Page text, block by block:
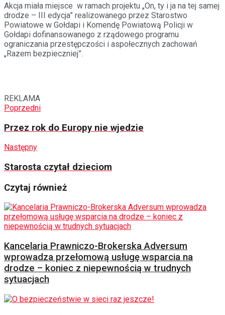
Akcja miała miejsce w ramach projektu „On, ty i ja na tej samej
drodze – III edycja” realizowanego przez Starostwo
Powiatowe w Gołdapi i Komendę Powiatową Policji w
Gołdapi dofinansowanego z rządowego programu
ograniczania przestępczości i aspołecznych zachowań
„Razem bezpieczniej”.
REKLAMA
Poprzedni
Przez rok do Europy nie wjedzie
Następny
Starosta czytał dzieciom
Czytaj również
Kancelaria Prawniczo-Brokerska Adversum
wprowadza przełomową usługę wsparcia na
drodze – koniec z niepewnością w trudnych
sytuacjach